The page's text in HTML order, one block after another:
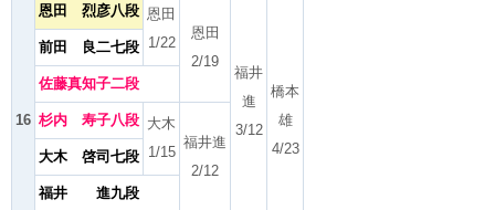
16
恩田 烈彦八段 恩田
1/22
恩田
2/19
福井
進
3/12
橋本
雄
4/23
前田 良二七段
佐藤真知子二段
杉内 寿子八段 大木
1/15
福井進
2/12
大木 啓司七段
福井 進九段